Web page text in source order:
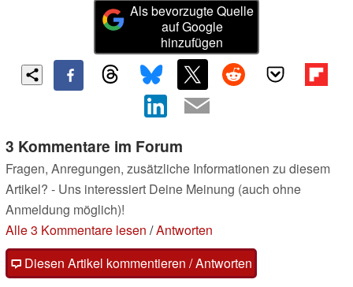
Als bevorzugte Quelle
auf Google
hinzufügen
3 Kommentare im Forum
Fragen, Anregungen, zusätzliche Informationen zu diesem
Artikel? - Uns interessiert Deine Meinung (auch ohne
Anmeldung möglich)!
Alle 3 Kommentare lesen /Antworten
Diesen Artikel kommentieren / Antworten